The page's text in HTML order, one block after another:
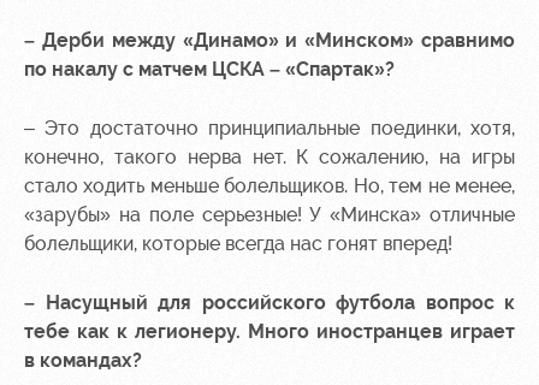
– Дерби между «Динамо» и «Минском» сравнимо
по накалу с матчем ЦСКА – «Спартак»?
– Это достаточно принципиальные поединки, хотя,
конечно, такого нерва нет. К сожалению, на игры
стало ходить меньше болельщиков. Но, тем не менее,
«зарубы» на поле серьезные! У «Минска» отличные
болельщики, которые всегда нас гонят вперед!
– Насущный для российского футбола вопрос к
тебе как к легионеру. Много иностранцев играет
в командах?